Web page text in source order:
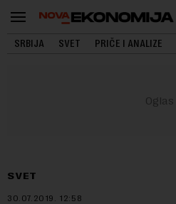
SRBIJA SVET PRIČE I ANALIZE
SVET
30.07.2019. 12:58